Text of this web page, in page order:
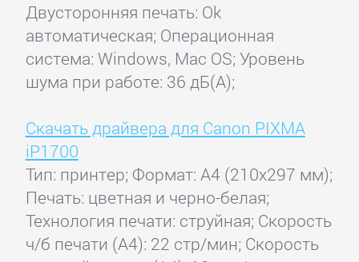
Двусторонняя печать: Ok
автоматическая; Операционная
система: Windows, Mac OS; Уровень
шума при работе: 36 дБ(А);
Скачать драйвера для Canon PIXMA
iP1700
Тип: принтер; Формат: A4 (210x297 мм);
Печать: цветная и черно-белая;
Технология печати: струйная; Скорость
ч/б печати (А4): 22 стр/мин; Скорость